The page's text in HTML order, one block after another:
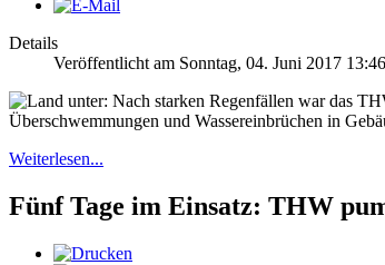
Details
Veröffentlicht am Sonntag, 04. Juni 2017 13:46
Überschwemmungen und Wassereinbrüchen in
Weiterlesen...
Fünf Tage im Einsatz: THW